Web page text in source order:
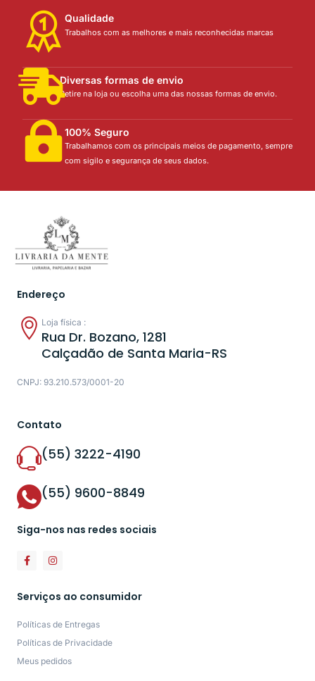
Qualidade
Trabalhos com as melhores e mais reconhecidas marcas
Diversas formas de envio
Retire na loja ou escolha uma das nossas formas de envio.
100% Seguro
Trabalhamos com os principais meios de pagamento, sempre
com sigilo e segurança de seus dados.
Endereço
Loja física :
Rua Dr. Bozano, 1281
Calçadão de Santa Maria-RS
CNPJ: 93.210.573/0001-20
Contato
(55) 3222-4190
(55) 9600-8849
Siga-nos nas redes sociais
Serviços ao consumidor
Políticas de Entregas
Políticas de Privacidade
Meus pedidos